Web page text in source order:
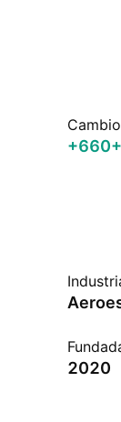
+660
2020